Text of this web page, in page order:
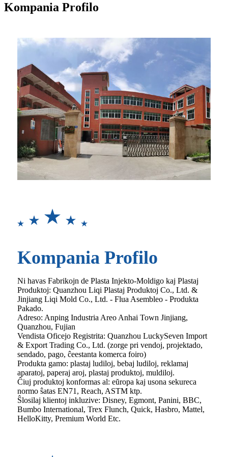
Kompania Profilo
Kompania Profilo
Ni havas Fabrikojn de Plasta Injekto-Moldigo kaj Plastaj
Produktoj: Quanzhou Liqi Plastaj Produktoj Co., Ltd. &
Jinjiang Liqi Mold Co., Ltd. - Flua Asembleo - Produkta
Pakado.
Adreso: Anping Industria Areo Anhai Town Jinjiang,
Quanzhou, Fujian
Vendista Oficejo Registrita: Quanzhou LuckySeven Import
& Export Trading Co., Ltd. (zorge pri vendoj, projektado,
sendado, pago, ĉeestanta komerca foiro)
Produkta gamo: plastaj ludiloj, bebaj ludiloj, reklamaj
aparatoj, paperaj aroj, plastaj produktoj, muldiloj.
Ĉiuj produktoj konformas al: eŭropa kaj usona sekureca
normo ŝatas EN71, Reach, ASTM ktp.
Ŝlosilaj klientoj inkluzive: Disney, Egmont, Panini, BBC,
Bumbo International, Trex Flunch, Quick, Hasbro, Mattel,
HelloKitty, Premium World Etc.